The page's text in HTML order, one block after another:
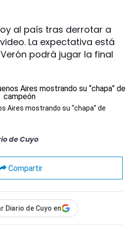
al país tras derrotar a
La expectativa está
podrá jugar la final
Aires mostrando su “chapa” de
de Cuyo
Compartir
Diario de Cuyo en